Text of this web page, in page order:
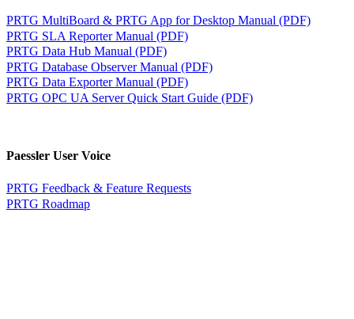
PRTG MultiBoard & PRTG App for Desktop Manual (PDF)
PRTG SLA Reporter Manual (PDF)
PRTG Data Hub Manual (PDF)
PRTG Database Observer Manual (PDF)
PRTG Data Exporter Manual (PDF)
PRTG OPC UA Server Quick Start Guide (PDF)
Paessler User Voice
PRTG Feedback & Feature Requests
PRTG Roadmap